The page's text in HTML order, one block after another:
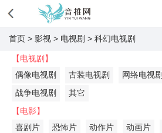
首页 > 影视 > 电视剧 > 科幻电视剧
【电视剧】
偶像电视剧
古装电视剧 网络电视剧
战争电视剧
其它
【电影】
喜剧片
恐怖片 动作片 动画片